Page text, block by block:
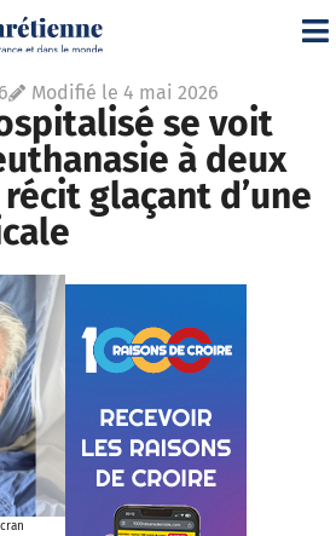
Modifié le 4 mai 2026
se voit
à deux
glaçant d’une